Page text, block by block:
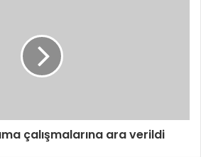
çalışmalarına ara verildi